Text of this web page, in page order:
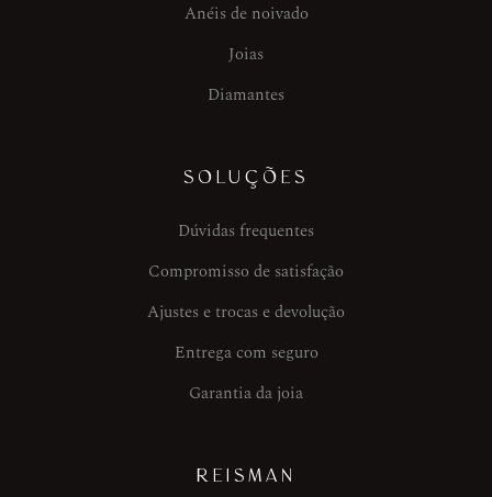
Anéis de noivado
Joias
Diamantes
SOLUÇÕES
Dúvidas frequentes
Compromisso de satisfação
Ajustes e trocas e devolução
Entrega com seguro
Garantia da joia
REISMAN